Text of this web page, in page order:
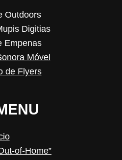
Outdoors
Digitias
Empenas
Móvel
de Flyers
of-Home”